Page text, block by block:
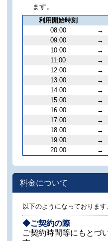
ます。
利用開始時刻
08:00
→
09:00
→
10:00
→
11:00
→
12:00
→
13:00
→
14:00
→
15:00
→
16:00
→
17:00
→
18:00
→
19:00
→
20:00
→
料金について
以下のようになっております
◆ご契約の際
ご契約時間等にもとづ